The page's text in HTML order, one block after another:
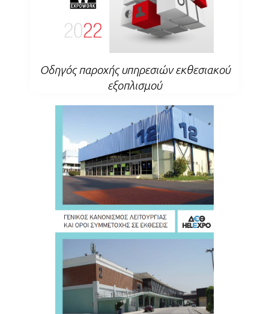
Οδηγός παροχής υπηρεσιών εκθεσιακού
εξοπλισμού